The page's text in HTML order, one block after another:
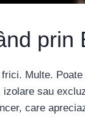
prin
Multe.
izolare sau
care